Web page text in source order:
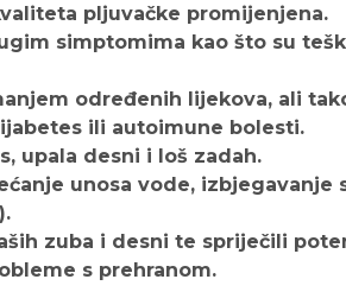
pljuvačke promijenjena.
simptomima kao što su
određenih lijekova, ali
ili autoimune bolesti.
upala desni i loš zadah.
unosa vode, izbjegavanje
zuba i desni te spriječili
s prehranom.